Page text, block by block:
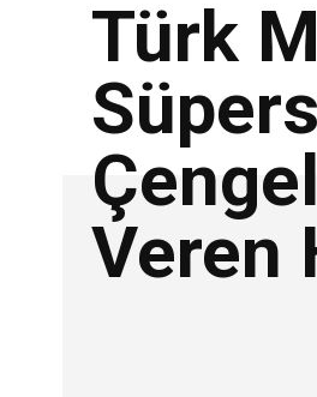
Türk
Veren